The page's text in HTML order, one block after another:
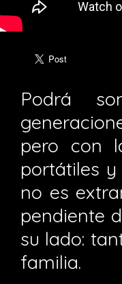
Podrá
pero con
portátiles y
no es
pendiente
su lado:
familia.